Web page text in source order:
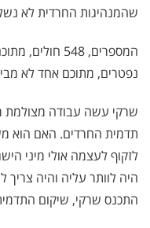
שהמנהיגות החרדית לא
נפטרים, מתוכם אחד לא
שרקי עשה עבודה מצולמת
תדמית החרדים. האם הוא
לזקוף לעצמה אולי מיני
היה לוותר עליה והיה
התכנס שרקי, שיקום